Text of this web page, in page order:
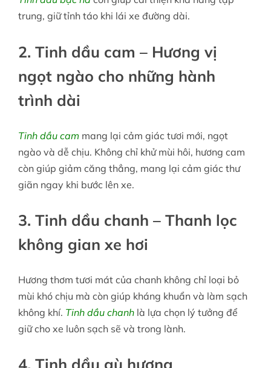
trung, giữ tỉnh táo khi lái xe đường dài.
2. Tinh dầu cam – Hương vị
ngọt ngào cho những hành
trình dài
Tinh dầu cam mang lại cảm giác tươi mới, ngọt
ngào và dễ chịu. Không chỉ khử mùi hôi, hương cam
còn giúp giảm căng thẳng, mang lại cảm giác thư
giãn ngay khi bước lên xe.
3. Tinh dầu chanh – Thanh lọc
không gian xe hơi
Hương thơm tươi mát của chanh không chỉ loại bỏ
mùi khó chịu mà còn giúp kháng khuẩn và làm sạch
không khí. Tinh dầu chanhlà lựa chọn lý tưởng để
giữ cho xe luôn sạch sẽ và trong lành.
4. Tinh dầu gù hương